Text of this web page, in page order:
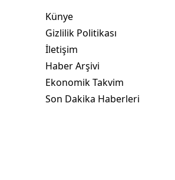
Künye
Gizlilik Politikası
İletişim
Haber Arşivi
Ekonomik Takvim
Son Dakika Haberleri